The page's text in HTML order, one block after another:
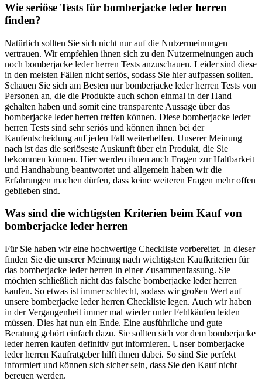
Wie seriöse Tests für bomberjacke leder herren
finden?
Natürlich sollten Sie sich nicht nur auf die Nutzermeinungen
vertrauen. Wir empfehlen ihnen sich zu den Nutzermeinungen auch
noch bomberjacke leder herren Tests anzuschauen. Leider sind diese
in den meisten Fällen nicht seriös, sodass Sie hier aufpassen sollten.
Schauen Sie sich am Besten nur bomberjacke leder herren Tests von
Personen an, die die Produkte auch schon einmal in der Hand
gehalten haben und somit eine transparente Aussage über das
bomberjacke leder herren treffen können. Diese bomberjacke leder
herren Tests sind sehr seriös und können ihnen bei der
Kaufentscheidung auf jeden Fall weiterhelfen. Unserer Meinung
nach ist das die seriöseste Auskunft über ein Produkt, die Sie
bekommen können. Hier werden ihnen auch Fragen zur Haltbarkeit
und Handhabung beantwortet und allgemein haben wir die
Erfahrungen machen dürfen, dass keine weiteren Fragen mehr offen
geblieben sind.
Was sind die wichtigsten Kriterien beim Kauf von
bomberjacke leder herren
Für Sie haben wir eine hochwertige Checkliste vorbereitet. In dieser
finden Sie die unserer Meinung nach wichtigsten Kaufkriterien für
das bomberjacke leder herren in einer Zusammenfassung. Sie
möchten schließlich nicht das falsche bomberjacke leder herren
kaufen. So etwas ist immer schlecht, sodass wir großen Wert auf
unsere bomberjacke leder herren Checkliste legen. Auch wir haben
in der Vergangenheit immer mal wieder unter Fehlkäufen leiden
müssen. Dies hat nun ein Ende. Eine ausführliche und gute
Beratung gehört einfach dazu. Sie sollten sich vor dem bomberjacke
leder herren kaufen definitiv gut informieren. Unser bomberjacke
leder herren Kaufratgeber hilft ihnen dabei. So sind Sie perfekt
informiert und können sich sicher sein, dass Sie den Kauf nicht
bereuen werden.